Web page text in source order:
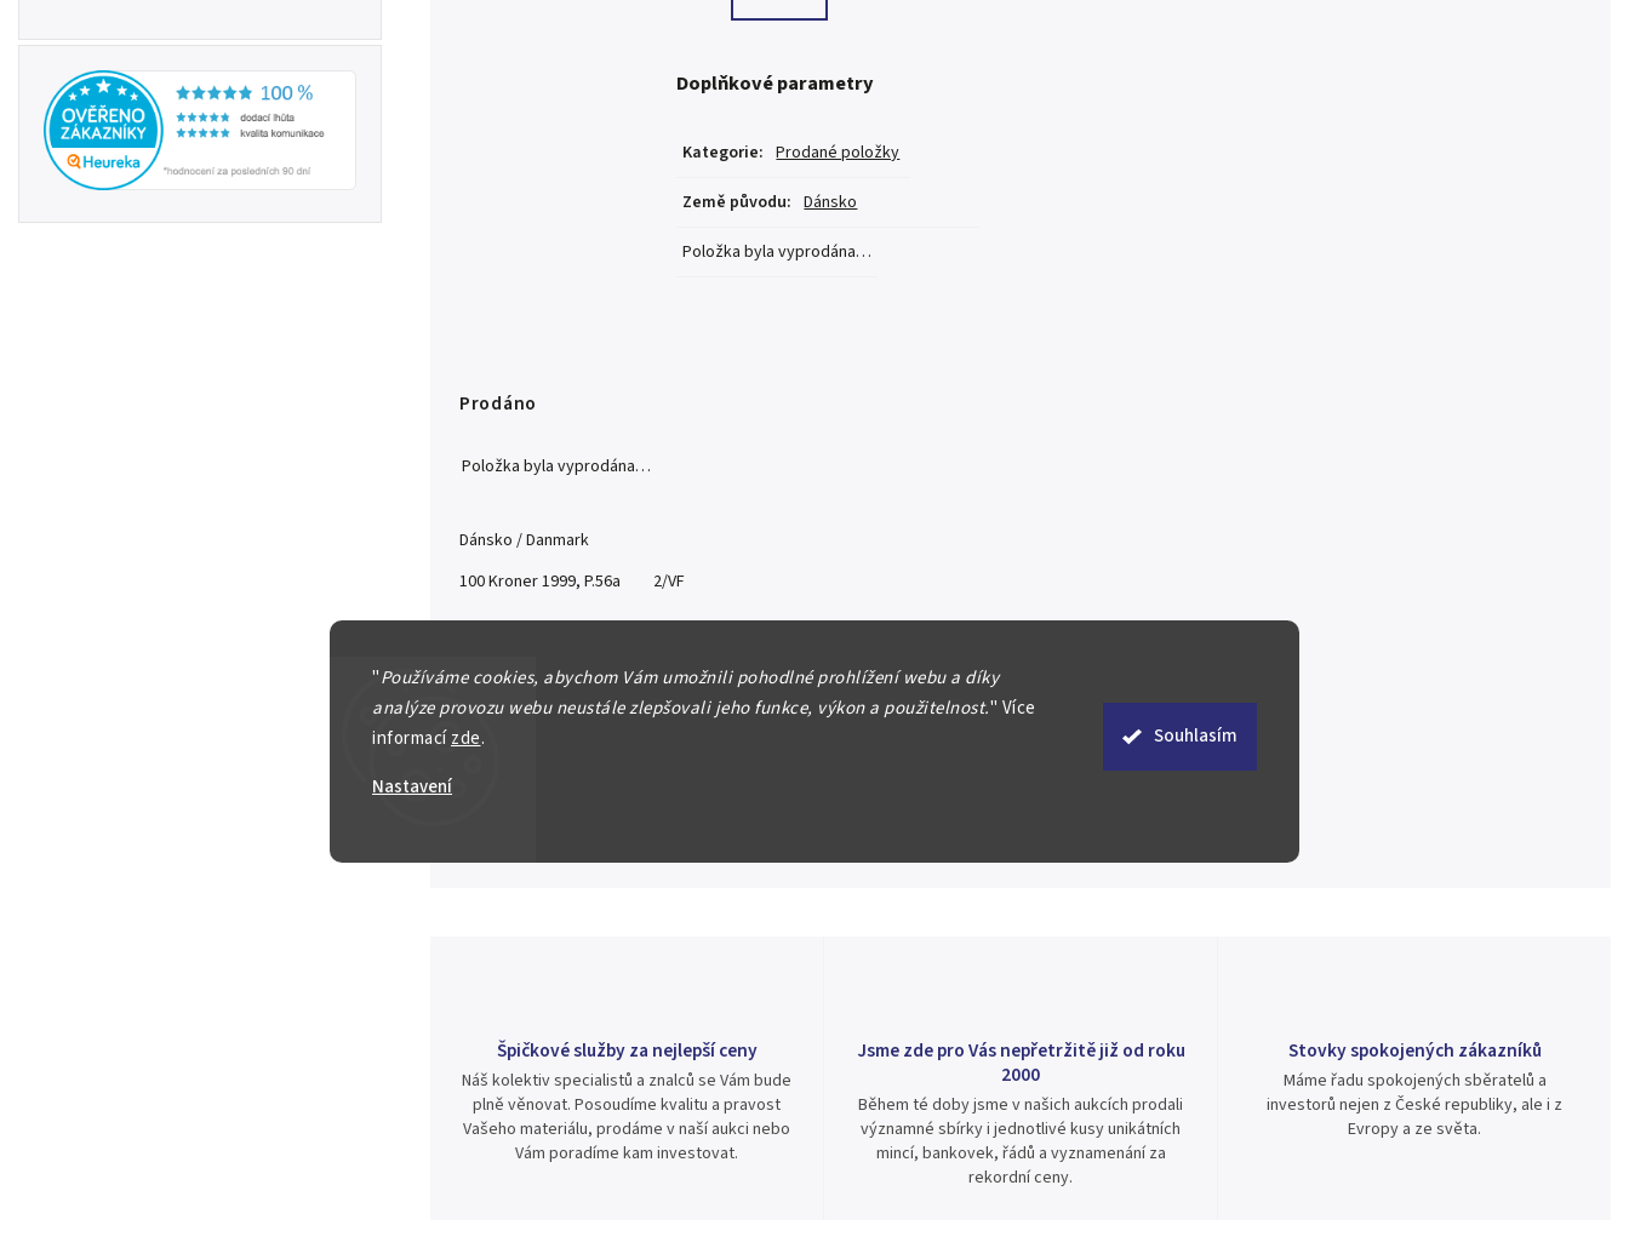
"Používáme cookies, abychom Vám umožnili pohodlné prohlížení webu a díky
analýze provozu webu neustále zlepšovali jeho funkce, výkon a použitelnost." Více
informacízde.
Nastavení
Souhlasím
Doplňkové parametry
Kategorie: Prodané položky
Země původu: Dánsko
Položka byla vyprodána…
Prodáno
Položka byla vyprodána…
Dánsko / Danmark
100 Kroner 1999, P.56a 2/VF
Špičkové služby za nejlepší ceny
Náš kolektiv specialistů a znalců se Vám bude
plně věnovat. Posoudíme kvalitu a pravost
Vašeho materiálu, prodáme v naší aukci nebo
Vám poradíme kam investovat.
Jsme zde pro Vás nepřetržitě již od roku
2000
Během té doby jsme v našich aukcích prodali
významné sbírky i jednotlivé kusy unikátních
mincí, bankovek, řádů a vyznamenání za
rekordní ceny.
Stovky spokojených zákazníků
Máme řadu spokojených sběratelů a
investorů nejen z České republiky, ale i z
Evropy a ze světa.